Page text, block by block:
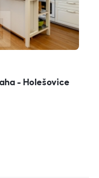
- Holešovice